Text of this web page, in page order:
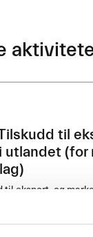
til
utlandet (for
til eksport- og
å styrke eksport,